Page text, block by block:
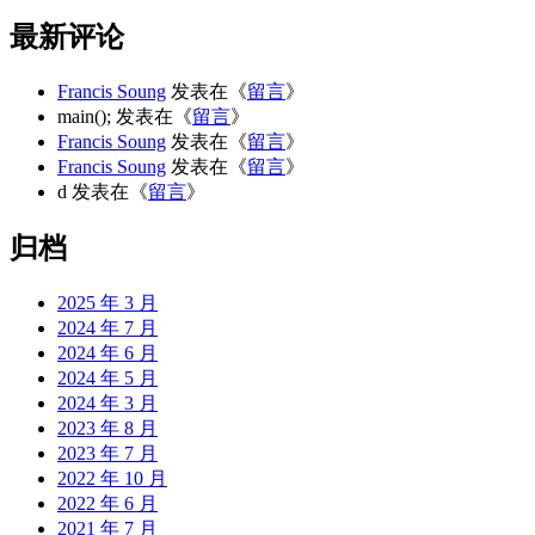
最新评论
Francis Soung 发表在《留言》
main(); 发表在《留言》
Francis Soung 发表在《留言》
Francis Soung 发表在《留言》
d 发表在《留言》
归档
2025 年 3 月
2024 年 7 月
2024 年 6 月
2024 年 5 月
2024 年 3 月
2023 年 8 月
2023 年 7 月
2022 年 10 月
2022 年 6 月
2021 年 7 月